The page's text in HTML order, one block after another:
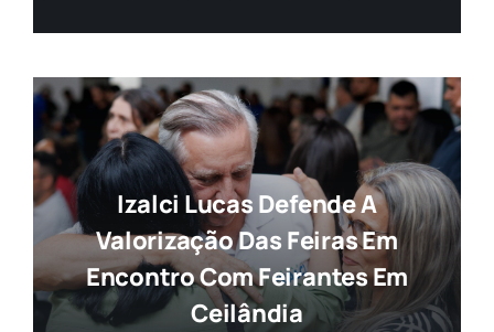
Izalci Lucas Defende A
Valorização Das Feiras Em
Encontro Com Feirantes Em
Ceilândia